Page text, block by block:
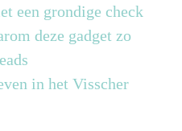
een grondige check
deze gadget zo
in het Visscher